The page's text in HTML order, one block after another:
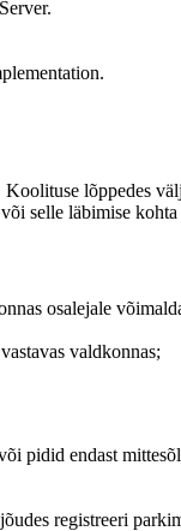
lõppedes
selle läbimise
osalejale
valdkonnas;
pidid endast
registreeri